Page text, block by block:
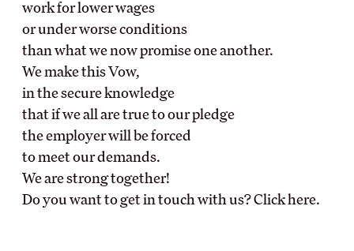
Anställningsbevis
OM HRF
Kontakt
Vår organisation
Press
Schysta villkor
Internationella samarbeten
work for lower wages
or under worse conditions
than what we now promise one another.
We make this Vow,
in the secure knowledge
that if we all are true to our pledge
the employer will be forced
to meet our demands.
We are strong together!
Do you want to get in touch with us? Click here.